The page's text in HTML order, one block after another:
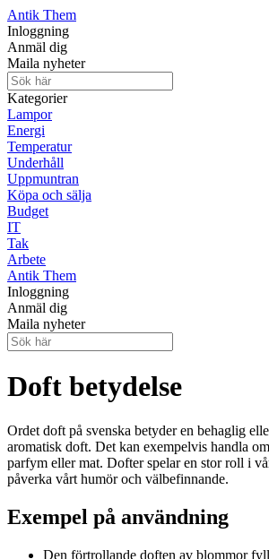
Antik Them
Inloggning
Anmäl dig
Maila nyheter
Kategorier
Lampor
Energi
Temperatur
Underhåll
Uppmuntran
Köpa och sälja
Budget
IT
Tak
Arbete
Antik Them
Inloggning
Anmäl dig
Maila nyheter
Doft betydelse
Ordet doft på svenska betyder en behaglig
aromatisk doft. Det kan exempelvis handla
parfym eller mat. Dofter spelar en stor roll i
påverka vårt humör och välbefinnande.
Exempel på användning
Den förtrollande doften av blommor